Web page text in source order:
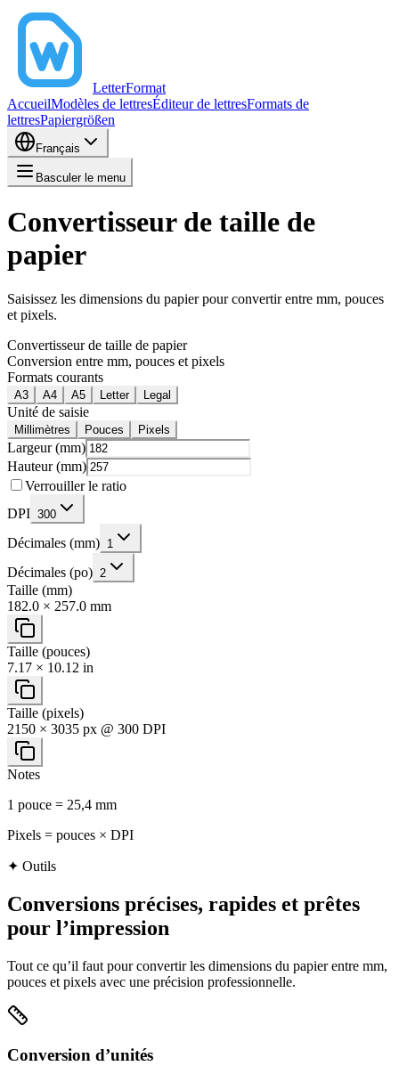
LetterFormat
AccueilModèles de lettresÉditeur de lettresFormats de
lettresPapiergrößen
Français
Basculer le menu
Convertisseur de taille de
papier
Saisissez les dimensions du papier pour convertir entre mm, pouces
et pixels.
Convertisseur de taille de papier
Conversion entre mm, pouces et pixels
Formats courants
A3 A4 A5 Letter Legal
Unité de saisie
Millimètres Pouces Pixels
Largeur (mm)
Hauteur (mm)
Verrouiller le ratio
DPI 300
Décimales (mm) 1
Décimales (po) 2
Taille (mm)
182.0 × 257.0 mm
Taille (pouces)
7.17 × 10.12 in
Taille (pixels)
2150 × 3035 px @ 300 DPI
Notes
1 pouce = 25,4 mm
Pixels = pouces × DPI
✦ Outils
Conversions précises, rapides et prêtes
pour l’impression
Tout ce qu’il faut pour convertir les dimensions du papier entre mm,
pouces et pixels avec une précision professionnelle.
Conversion d’unités